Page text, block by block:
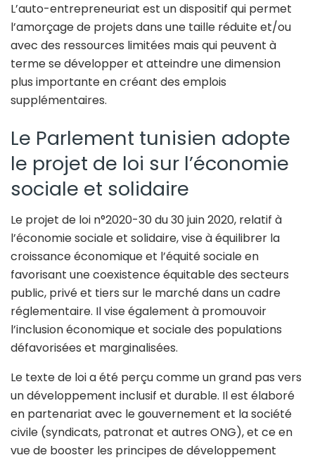
L’auto-entrepreneuriat est un dispositif qui permet
l’amorçage de projets dans une taille réduite et/ou
avec des ressources limitées mais qui peuvent à
terme se développer et atteindre une dimension
plus importante en créant des emplois
supplémentaires.
Le Parlement tunisien adopte
le projet de loi sur l’économie
sociale et solidaire
Le projet de loi n°2020-30 du 30 juin 2020, relatif à
l’économie sociale et solidaire, vise à équilibrer la
croissance économique et l’équité sociale en
favorisant une coexistence équitable des secteurs
public, privé et tiers sur le marché dans un cadre
réglementaire. Il vise également à promouvoir
l’inclusion économique et sociale des populations
défavorisées et marginalisées.
Le texte de loi a été perçu comme un grand pas vers
un développement inclusif et durable. Il est élaboré
en partenariat avec le gouvernement et la société
civile (syndicats, patronat et autres ONG), et ce en
vue de booster les principes de développement